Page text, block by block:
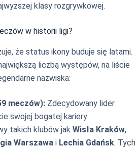
klasy rozgrywkowej.
w historii ligi?
że status ikony buduje się latami.
liczbą występów, na liście
nazwiska:
meczów): Zdecydowany lider
swojej bogatej kariery
takich klubów jak Wisła Kraków,
Warszawa i Lechia Gdańsk. Tych